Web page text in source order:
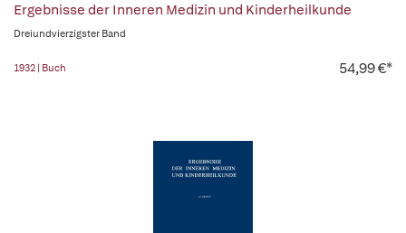
Ergebnisse der Inneren Medizin und Kinderheilkunde
Dreiundvierzigster Band
1932 | Buch 54,99 €*